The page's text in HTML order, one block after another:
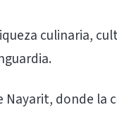
culinaria,
donde la